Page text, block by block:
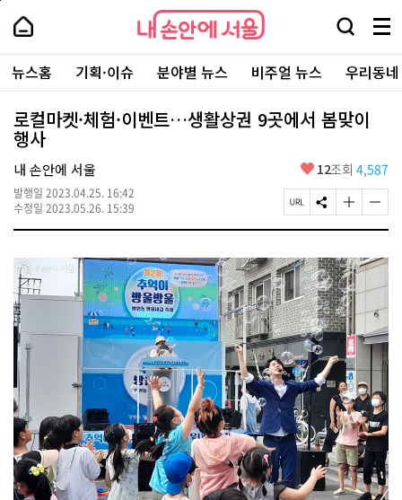
본
로
가
내
손
안
에
서
울
-
서
울
시
대
표
소
통
포
내
손
에
울
검
창
열
기
메
뉴
전
체
보
주
요
서
뉴스홈 기획·이슈 분야별 뉴스 비주얼 뉴스 우리동
로컬마켓·체험·이벤트…생활상권 9곳에서 봄맞이
행사
내 손안에 서울
발행일 2023.04.25. 16:42
수정일 2023.05.26. 15:39
좋
요
12조회 4,587
페
이
U
R
L
복
사
S
N
공
유
하
기
글
자
기
크
게
변
경
하
기
글
자
기
작
게
경
하
기
페
상
단
로